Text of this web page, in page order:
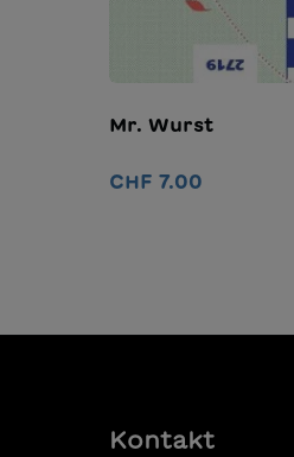
Mr. Wurst
CHF 7.00
Kontakt